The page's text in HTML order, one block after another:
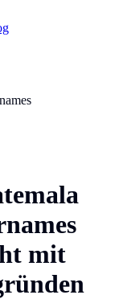
mit